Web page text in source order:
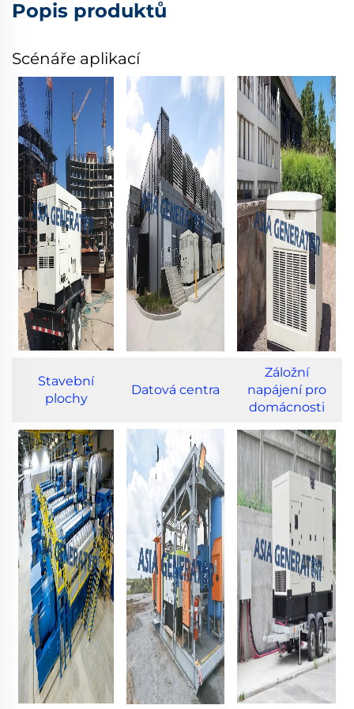
Popis produktů
Scénáře aplikací
Stavební
plochy
Datová centra
Záložní
napájení pro
domácnosti